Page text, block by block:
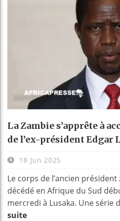
La Zambie s’apprête à
de l’ex-président Edgar
18 Jun 2025
Le corps de l’ancien
décédé en Afrique du Sud
mercredi à Lusaka. Une série
suite